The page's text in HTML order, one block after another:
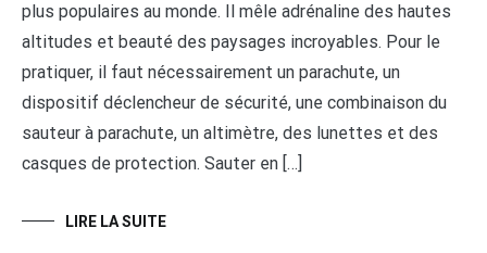
plus populaires au monde. Il mêle adrénaline des hautes
altitudes et beauté des paysages incroyables. Pour le
pratiquer, il faut nécessairement un parachute, un
dispositif déclencheur de sécurité, une combinaison du
sauteur à parachute, un altimètre, des lunettes et des
casques de protection. Sauter en […]
LIRE LA SUITE